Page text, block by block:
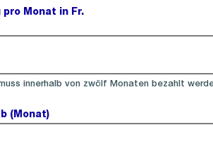
pro Monat in Fr.
innerhalb von zwölf Monaten bezahlt
(Monat)